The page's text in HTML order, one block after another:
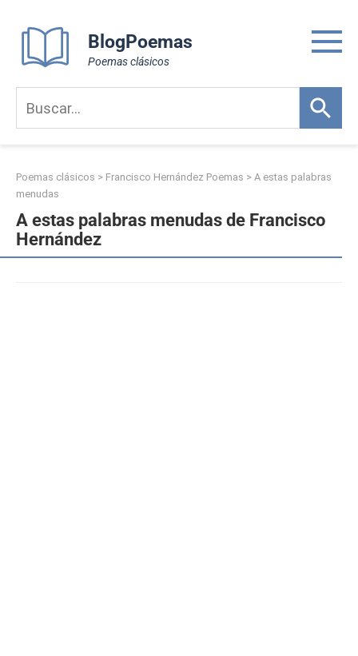
content
BlogPoemas
Poemas clásicos
Poemas clásicos > Francisco Hernández Poemas > A estas palabras
menudas
A estas palabras menudas de Francisco
Hernández